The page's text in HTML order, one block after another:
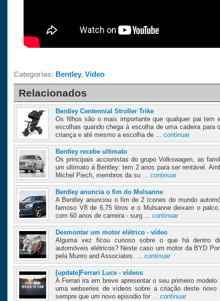
Categorias: Bentley, Video
Relacionados
Bentley Centennial Stroller Trike
Os filhos são o mais importante que qualquer pai tem
escolhas quando chega à escolha de uma cadeira para
criança e até mesmo a escolha de ... continuar
Bentley recebe ultimato
Os principais accionistas do grupo Volkswagen, as
um ultimato à Bentley: tem 2 anos para ser rentável.
Michel Piech, membros da su ... continuar
Bentley anuncia o fim do Mulsanne
A Bentley anunciou o fim de 2 ícones do mundo
famoso V8 de 6,75 litros e o Mulsanne deixam o
com 60 anos de carreira - surg ... continuar
Desmontar um motor elétrico - vídeo
Alguma vez ficou curioso sobre o que há dentro
automóveis elétricos? Neste caso um motor da BYD
pela Munro and Associates. ... continuar
[update]Ferrari Luce - vídeos
A Ferrari ira em breve apresentar o seu primeiro
uma webseries de vídeos sobre a criação deste novo
sempre que um novo episodio for ... continuar